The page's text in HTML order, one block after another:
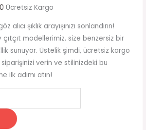
Ücretsiz Kargo
alıcı şıklık arayışınızı sonlandırın!
çıtçıt modellerimiz, size benzersiz bir
sunuyor. Üstelik şimdi, ücretsiz kargo
verin ve stilinizdeki bu
ilk adımı atın!